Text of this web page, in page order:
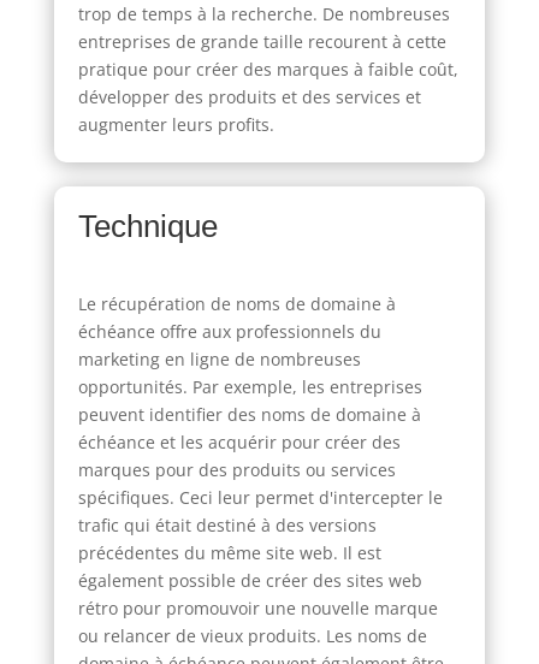
trop de temps à la recherche. De nombreuses
entreprises de grande taille recourent à cette
pratique pour créer des marques à faible coût,
développer des produits et des services et
augmenter leurs profits.
Technique
Le récupération de noms de domaine à
échéance offre aux professionnels du
marketing en ligne de nombreuses
opportunités. Par exemple, les entreprises
peuvent identifier des noms de domaine à
échéance et les acquérir pour créer des
marques pour des produits ou services
spécifiques. Ceci leur permet d'intercepter le
trafic qui était destiné à des versions
précédentes du même site web. Il est
également possible de créer des sites web
rétro pour promouvoir une nouvelle marque
ou relancer de vieux produits. Les noms de